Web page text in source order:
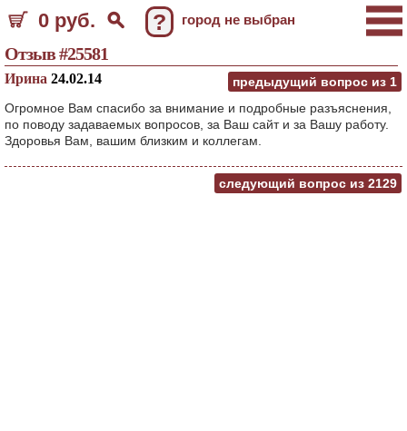
0 руб. ? город не выбран
Отзыв #25581
предыдущий вопрос из 1
Ирина 24.02.14
Огромное Вам спасибо за внимание и подробные разъяснения,
по поводу задаваемых вопросов, за Ваш сайт и за Вашу работу.
Здоровья Вам, вашим близким и коллегам.
следующий вопрос из 2129